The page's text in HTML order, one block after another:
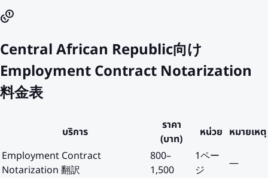
Central African Republic向け
Employment Contract Notarization
料金表
บริการ
ราคา
(บาท)
หน่วย หมายเหตุ
Employment Contract
Notarization 翻訳
800–
1,500
1ペー
ジ
—